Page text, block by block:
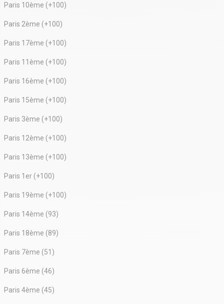
Paris 10ème (+100)
Paris 2ème (+100)
Paris 17ème (+100)
Paris 11ème (+100)
Paris 16ème (+100)
Paris 15ème (+100)
Paris 3ème (+100)
Paris 12ème (+100)
Paris 13ème (+100)
Paris 1er (+100)
Paris 19ème (+100)
Paris 14ème (93)
Paris 18ème (89)
Paris 7ème (51)
Paris 6ème (46)
Paris 4ème (45)